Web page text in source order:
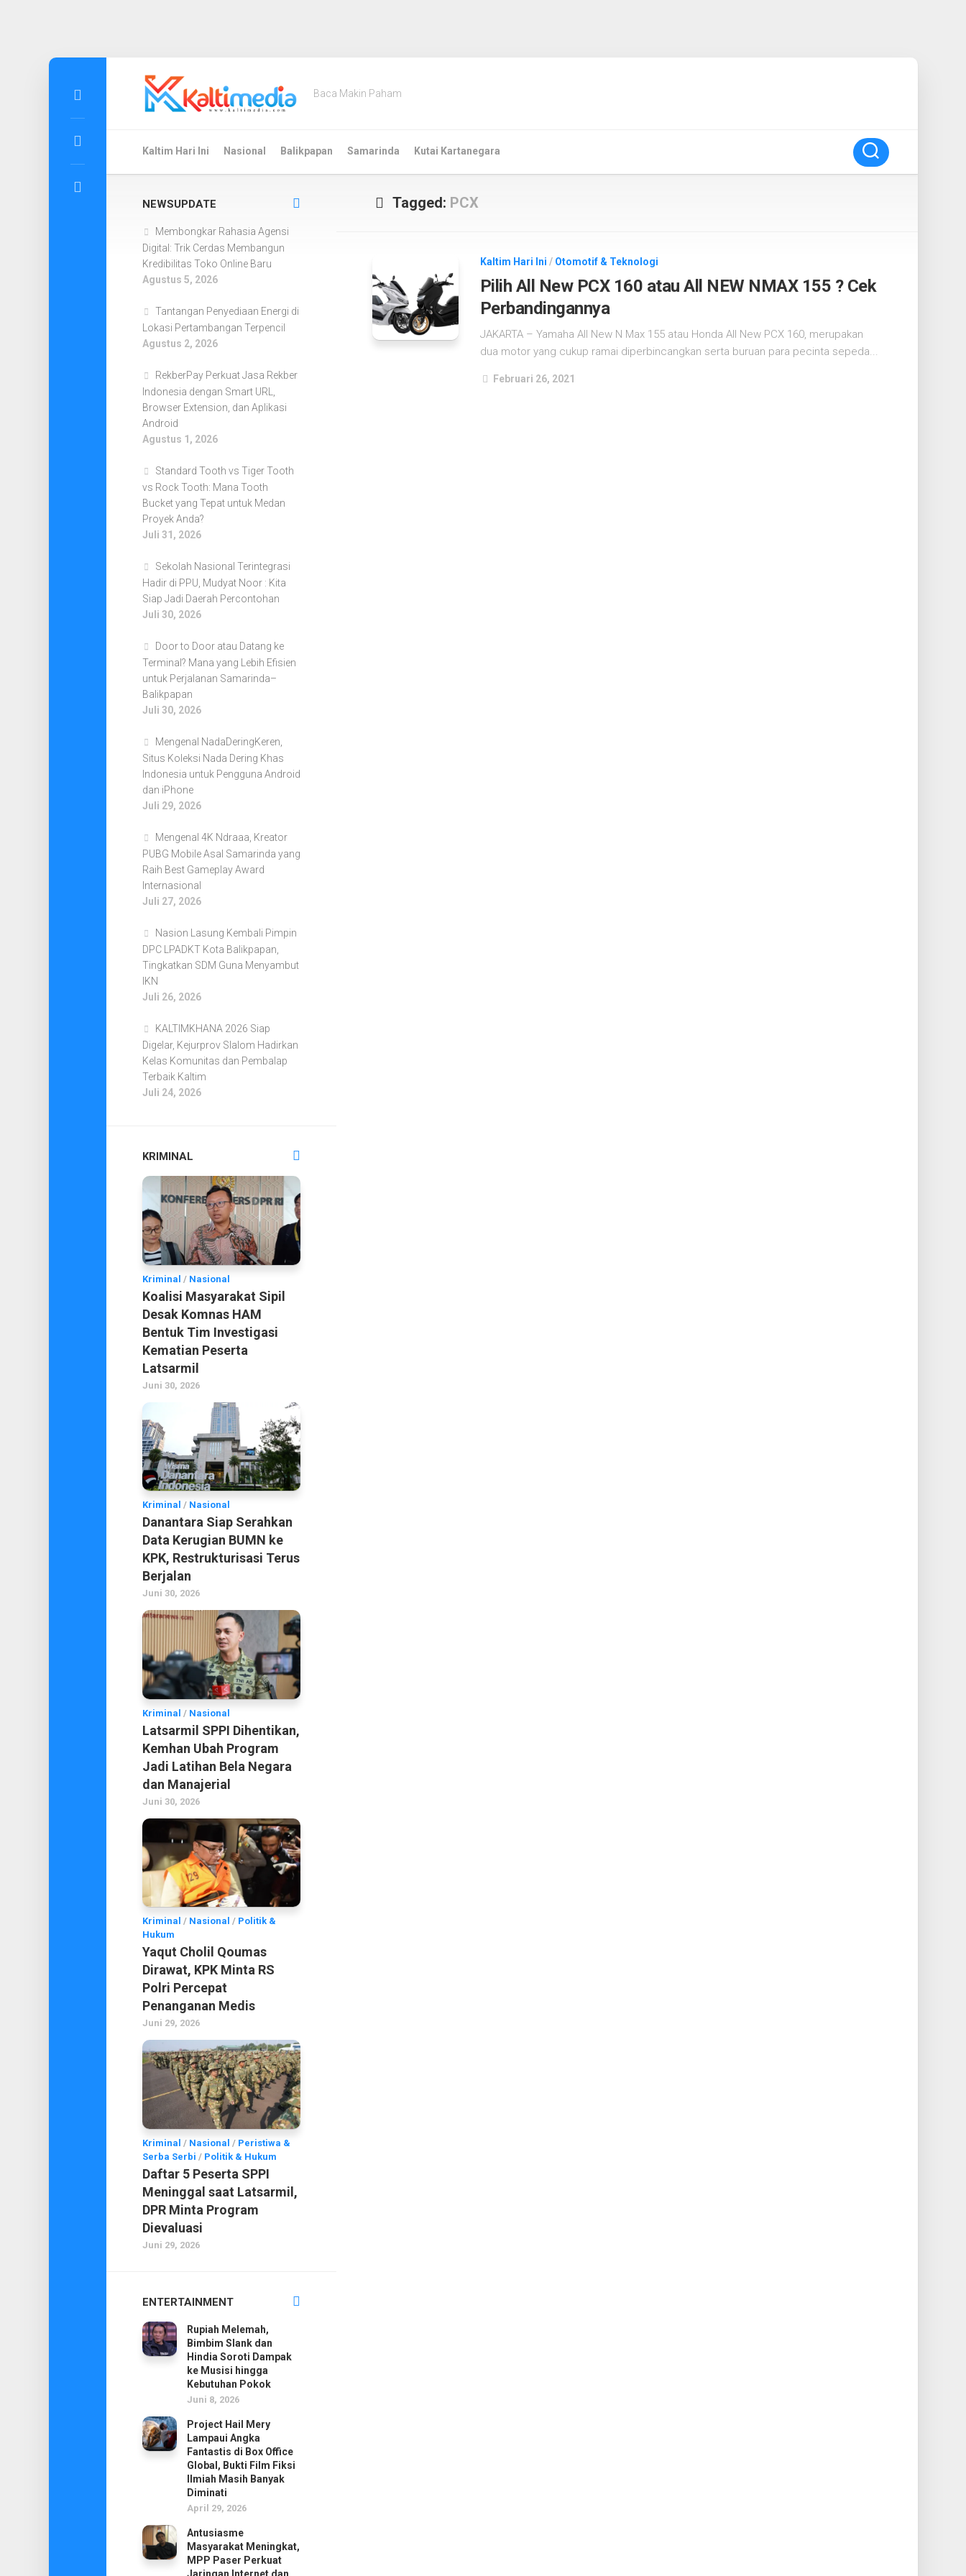
Baca Makin Paham
Kaltim Hari Ini Nasional Balikpapan Samarinda Kutai Kartanegara
Tagged: PCX
Kaltim Hari Ini / Otomotif & Teknologi
Pilih All New PCX 160 atau All NEW NMAX 155 ? Cek
Perbandingannya
JAKARTA – Yamaha All New N Max 155 atau Honda All New PCX 160, merupakan
dua motor yang cukup ramai diperbincangkan serta buruan para pecinta sepeda...
Februari 26, 2021
NEWSUPDATE
Membongkar Rahasia Agensi
Digital: Trik Cerdas Membangun
Kredibilitas Toko Online Baru
Agustus 5, 2026
Tantangan Penyediaan Energi di
Lokasi Pertambangan Terpencil
Agustus 2, 2026
RekberPay Perkuat Jasa Rekber
Indonesia dengan Smart URL,
Browser Extension, dan Aplikasi
Android
Agustus 1, 2026
Standard Tooth vs Tiger Tooth
vs Rock Tooth: Mana Tooth
Bucket yang Tepat untuk Medan
Proyek Anda?
Juli 31, 2026
Sekolah Nasional Terintegrasi
Hadir di PPU, Mudyat Noor : Kita
Siap Jadi Daerah Percontohan
Juli 30, 2026
Door to Door atau Datang ke
Terminal? Mana yang Lebih Efisien
untuk Perjalanan Samarinda–
Balikpapan
Juli 30, 2026
Mengenal NadaDeringKeren,
Situs Koleksi Nada Dering Khas
Indonesia untuk Pengguna Android
dan iPhone
Juli 29, 2026
Mengenal 4K Ndraaa, Kreator
PUBG Mobile Asal Samarinda yang
Raih Best Gameplay Award
Internasional
Juli 27, 2026
Nasion Lasung Kembali Pimpin
DPC LPADKT Kota Balikpapan,
Tingkatkan SDM Guna Menyambut
IKN
Juli 26, 2026
KALTIMKHANA 2026 Siap
Digelar, Kejurprov Slalom Hadirkan
Kelas Komunitas dan Pembalap
Terbaik Kaltim
Juli 24, 2026
KRIMINAL
Kriminal / Nasional
Koalisi Masyarakat Sipil
Desak Komnas HAM
Bentuk Tim Investigasi
Kematian Peserta
Latsarmil
Juni 30, 2026
Kriminal / Nasional
Danantara Siap Serahkan
Data Kerugian BUMN ke
KPK, Restrukturisasi Terus
Berjalan
Juni 30, 2026
Kriminal / Nasional
Latsarmil SPPI Dihentikan,
Kemhan Ubah Program
Jadi Latihan Bela Negara
dan Manajerial
Juni 30, 2026
Kriminal / Nasional / Politik &
Hukum
Yaqut Cholil Qoumas
Dirawat, KPK Minta RS
Polri Percepat
Penanganan Medis
Juni 29, 2026
Kriminal / Nasional / Peristiwa &
Serba Serbi / Politik & Hukum
Daftar 5 Peserta SPPI
Meninggal saat Latsarmil,
DPR Minta Program
Dievaluasi
Juni 29, 2026
ENTERTAINMENT
Rupiah Melemah,
Bimbim Slank dan
Hindia Soroti Dampak
ke Musisi hingga
Kebutuhan Pokok
Juni 8, 2026
Project Hail Mery
Lampaui Angka
Fantastis di Box Office
Global, Bukti Film Fiksi
Ilmiah Masih Banyak
Diminati
April 29, 2026
Antusiasme
Masyarakat Meningkat,
MPP Paser Perkuat
Jaringan Internet dan